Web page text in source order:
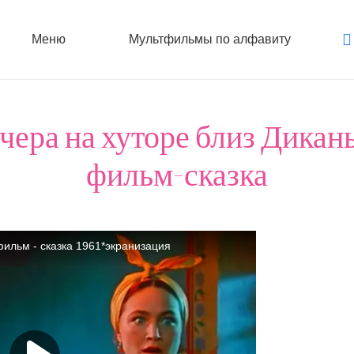
Меню Мультфильмы по алфавиту
на хуторе близ
фильм-сказка